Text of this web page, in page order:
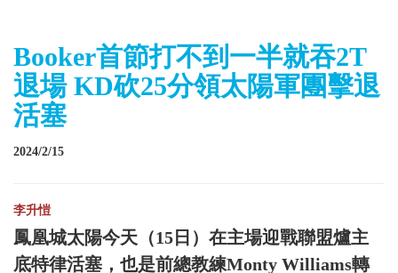
Booker首節打不到一半就吞2T
退場 KD砍25分領太陽軍團擊退
活塞
2024/2/15
李升愷
鳳凰城太陽今天（15日）在主場迎戰聯盟爐主
底特律活塞，也是前總教練Monty Williams轉